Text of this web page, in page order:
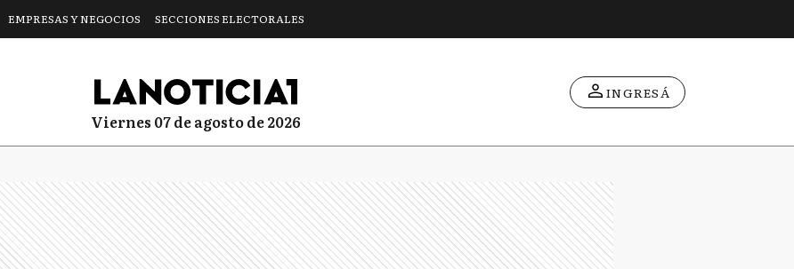
EMPRESAS Y NEGOCIOS SECCIONES ELECTORALES
viernes 07 de agosto de 2026
INGRESÁ